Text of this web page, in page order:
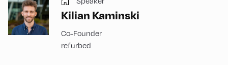
Kilian Kaminski
Co-Founder
refurbed